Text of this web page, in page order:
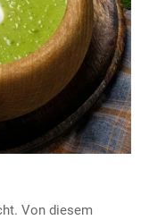
Von diesem